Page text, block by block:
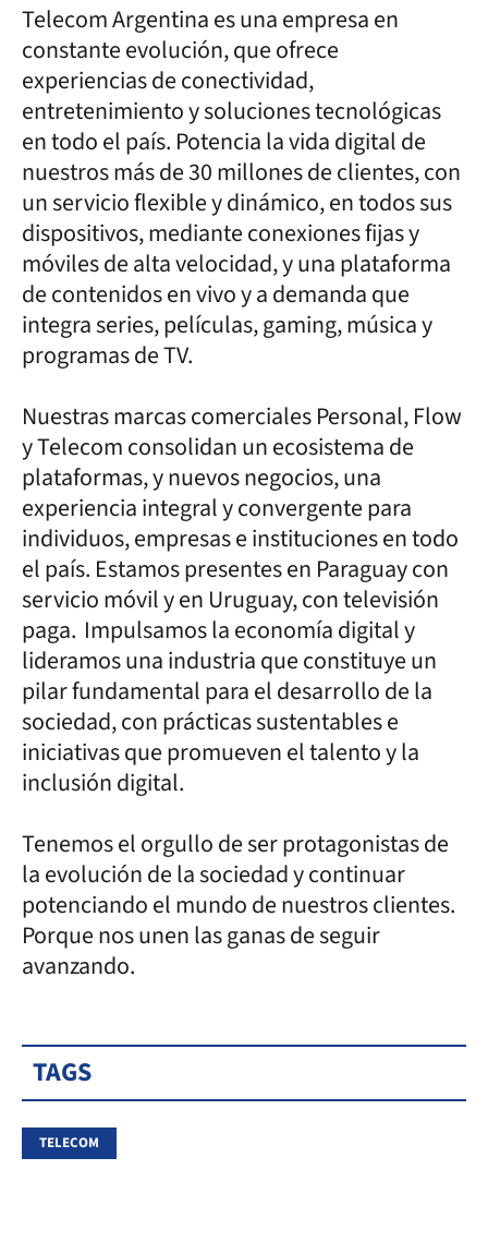
Telecom Argentina es una empresa en
constante evolución, que ofrece
experiencias de conectividad,
entretenimiento y soluciones tecnológicas
en todo el país. Potencia la vida digital de
nuestros más de 30 millones de clientes, con
un servicio flexible y dinámico, en todos sus
dispositivos, mediante conexiones fijas y
móviles de alta velocidad, y una plataforma
de contenidos en vivo y a demanda que
integra series, películas, gaming, música y
programas de TV.
Nuestras marcas comerciales Personal, Flow
y Telecom consolidan un ecosistema de
plataformas, y nuevos negocios, una
experiencia integral y convergente para
individuos, empresas e instituciones en todo
el país. Estamos presentes en Paraguay con
servicio móvil y en Uruguay, con televisión
paga. Impulsamos la economía digital y
lideramos una industria que constituye un
pilar fundamental para el desarrollo de la
sociedad, con prácticas sustentables e
iniciativas que promueven el talento y la
inclusión digital.
Tenemos el orgullo de ser protagonistas de
la evolución de la sociedad y continuar
potenciando el mundo de nuestros clientes.
Porque nos unen las ganas de seguir
avanzando.
TAGS
TELECOM